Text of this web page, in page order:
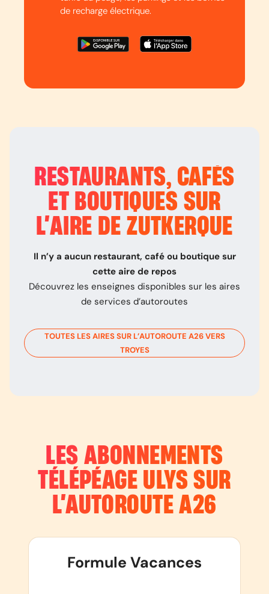
de recharge électrique.
RESTAURANTS, CAFÉS
ET BOUTIQUES SUR
L’AIRE DE ZUTKERQUE
Il n’y a aucun restaurant, café ou boutique sur
cette aire de repos
Découvrez les enseignes disponibles sur les aires
de services d’autoroutes
TOUTES LES AIRES SUR L’AUTOROUTE A26VERS
TROYES
LES ABONNEMENTS
TÉLÉPÉAGE ULYS SUR
L’AUTOROUTEA26
Formule Vacances